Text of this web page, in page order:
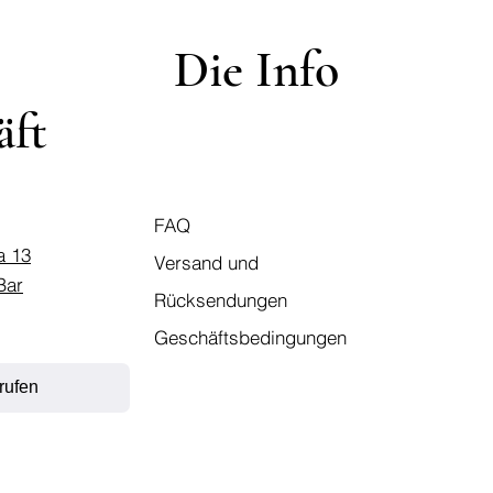
13
Die Info
FAQ
Versand und
Rücksendungen
Geschäftsbedingungen